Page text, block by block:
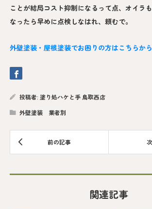
ことが結局コスト抑制になるって点、オイラ
なったら早めに点検しなはれ、頼むで。
外壁塗装・屋根塗装でお困りの方はこちらから
投稿者: 塗り処ハケと手 鳥取西店
外壁塗装 業者別
関連記事